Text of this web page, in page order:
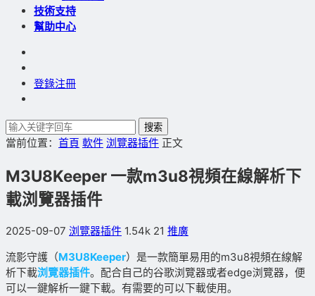
技術支持
幫助中心
登錄注冊
搜索
當前位置： 首頁 軟件 浏覽器插件 正文
M3U8Keeper 一款m3u8視頻在線解析下
載浏覽器插件
2025-09-07 浏覽器插件 1.54k 21 推廣
流影守護（M3U8Keeper）是一款簡單易用的m3u8視頻在線解
析下載浏覽器插件。配合自己的谷歌浏覽器或者edge浏覽器，便
可以一鍵解析一鍵下載。有需要的可以下載使用。